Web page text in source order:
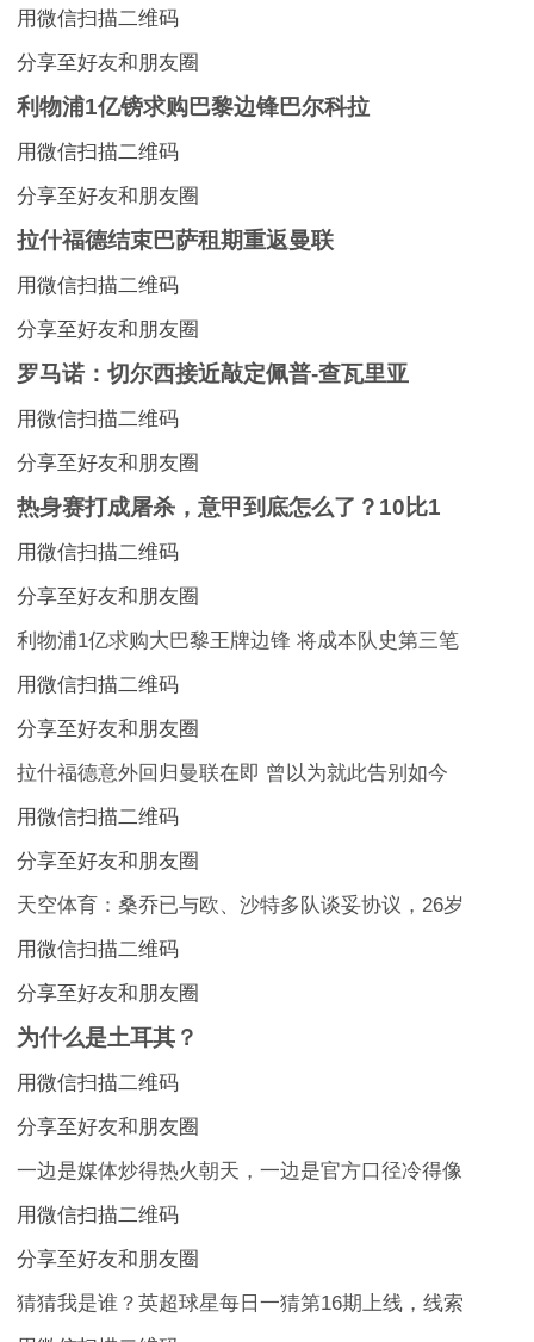
用微信扫描二维码
分享至好友和朋友圈
利物浦1亿镑求购巴黎边锋巴尔科拉
用微信扫描二维码
分享至好友和朋友圈
拉什福德结束巴萨租期重返曼联
用微信扫描二维码
分享至好友和朋友圈
罗马诺：切尔西接近敲定佩普-查瓦里亚
用微信扫描二维码
分享至好友和朋友圈
热身赛打成屠杀，意甲到底怎么了？10比1
用微信扫描二维码
分享至好友和朋友圈
利物浦1亿求购大巴黎王牌边锋 将成本队史第三笔
用微信扫描二维码
分享至好友和朋友圈
拉什福德意外回归曼联在即 曾以为就此告别如今
用微信扫描二维码
分享至好友和朋友圈
天空体育：桑乔已与欧、沙特多队谈妥协议，26岁
用微信扫描二维码
分享至好友和朋友圈
为什么是土耳其？
用微信扫描二维码
分享至好友和朋友圈
一边是媒体炒得热火朝天，一边是官方口径冷得像
用微信扫描二维码
分享至好友和朋友圈
猜猜我是谁？英超球星每日一猜第16期上线，线索